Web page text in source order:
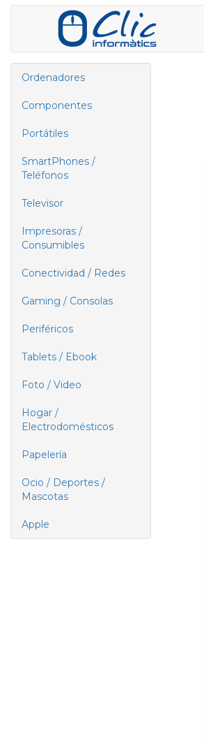
Ordenadores
Componentes
Portátiles
SmartPhones /
Teléfonos
Televisor
Impresoras /
Consumibles
Conectividad / Redes
Gaming / Consolas
Periféricos
Tablets / Ebook
Foto / Video
Hogar /
Electrodomésticos
Papelería
Ocio / Deportes /
Mascotas
Apple